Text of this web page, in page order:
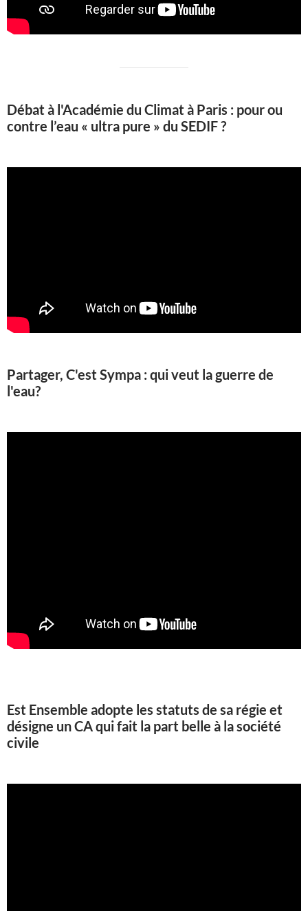
Débat à l'Académie du Climat à Paris : pour ou
contre l’eau « ultra pure » du SEDIF ?
Partager, C'est Sympa : qui veut la guerre de
l'eau?
Est Ensemble adopte les statuts de sa régie et
désigne un CA qui fait la part belle à la société
civile